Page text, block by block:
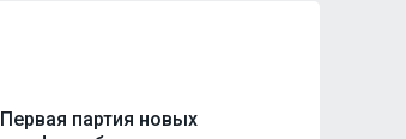
Первая партия новых